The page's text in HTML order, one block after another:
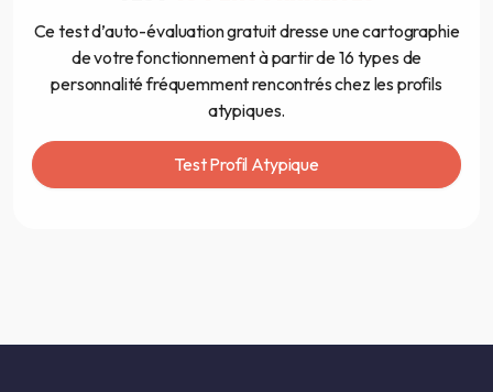
Ce test d’auto-évaluation gratuit dresse une cartographie
de votre fonctionnement à partir de 16 types de
personnalité fréquemment rencontrés chez les profils
atypiques.
Test Profil Atypique